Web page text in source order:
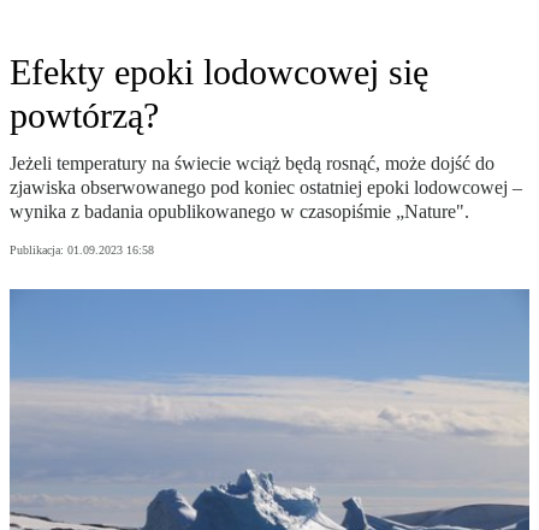
Efekty epoki lodowcowej się
powtórzą?
Jeżeli temperatury na świecie wciąż będą rosnąć, może dojść do
zjawiska obserwowanego pod koniec ostatniej epoki lodowcowej –
wynika z badania opublikowanego w czasopiśmie „Nature".
Publikacja: 01.09.2023 16:58